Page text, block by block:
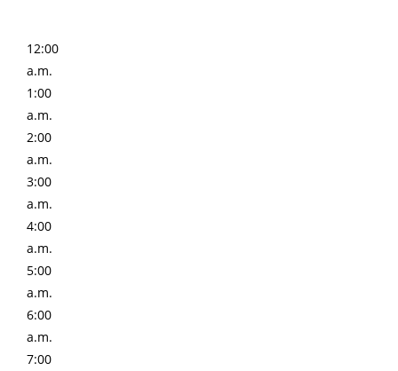
12:00
a.m.
1:00
a.m.
2:00
a.m.
3:00
a.m.
4:00
a.m.
5:00
a.m.
6:00
a.m.
7:00